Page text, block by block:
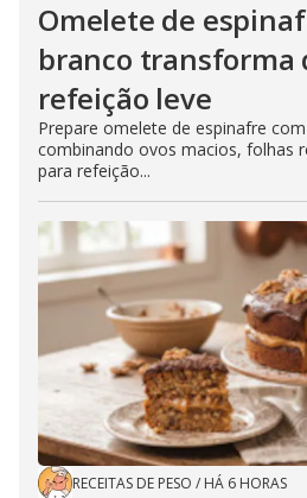
Omelete de
branco transforma
refeição leve
Prepare omelete de espinafre
combinando ovos macios, folhas
para refeição...
RECEITAS DE PESO / HÁ 6 HORAS